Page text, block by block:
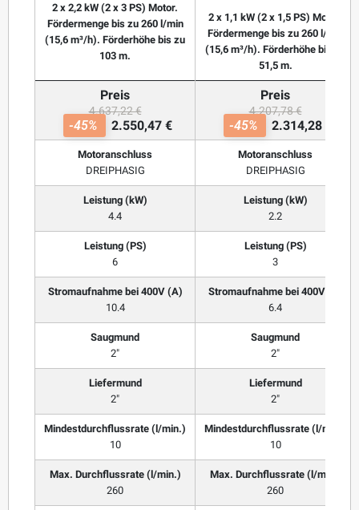
2 x 2,2 kW (2 x 3 PS) Motor.
Fördermenge bis zu 260 l/min
(15,6 m³/h). Förderhöhe bis zu
103 m.
2 x 1,1 kW (2 x 1,5 PS) Motor.
Fördermenge bis zu 260 l/min
(15,6 m³/h). Förderhöhe bis zu
51,5 m.
Preis
4.637,22 €
-45% 2.550,47 €
Preis
4.207,78 €
-45% 2.314,28 €
Motoranschluss
DREIPHASIG
Motoranschluss
DREIPHASIG
Leistung (kW)
4.4
Leistung (kW)
2.2
Leistung (PS)
6
Leistung (PS)
3
Stromaufnahme bei 400V (A)
10.4
Stromaufnahme bei 400V (A)
6.4
Saugmund
2"
Saugmund
2"
Liefermund
2"
Liefermund
2"
Mindestdurchflussrate (l/min.)
10
Mindestdurchflussrate (l/min.)
10
Max. Durchflussrate (l/min.)
260
Max. Durchflussrate (l/min.)
260